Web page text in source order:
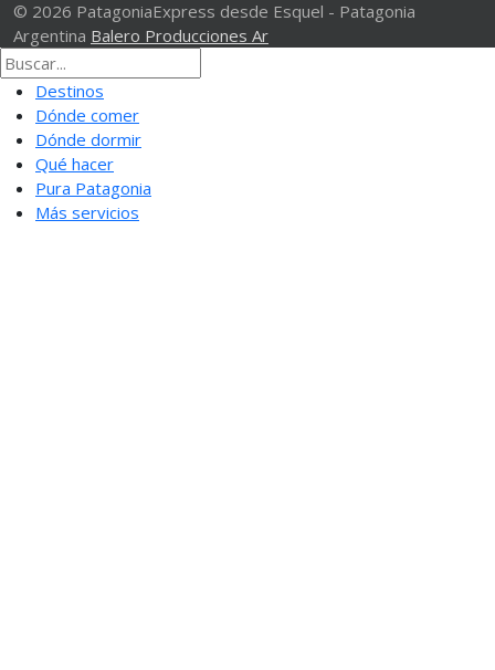
© 2026 PatagoniaExpress desde Esquel - Patagonia
Argentina Balero Producciones Ar
Destinos
Dónde comer
Dónde dormir
Qué hacer
Pura Patagonia
Más servicios